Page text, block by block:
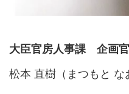
大臣官房人事課 企画官
松本 直樹（まつもと な